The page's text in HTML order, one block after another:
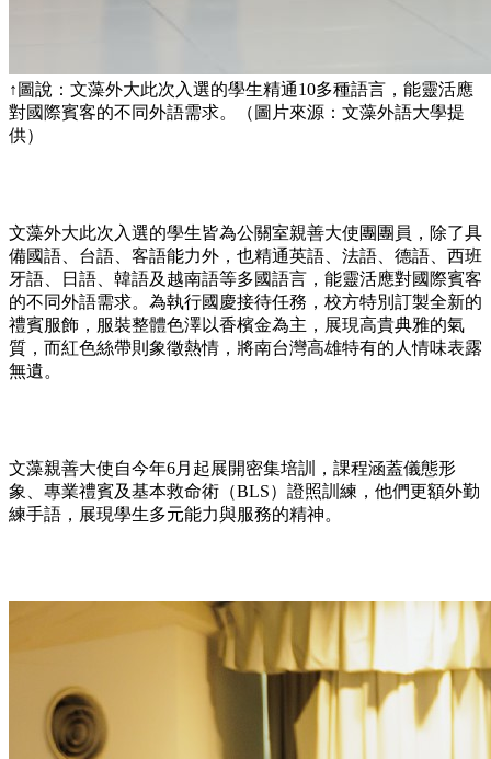
↑圖說：文藻外大此次入選的學生精通10多種語言，能靈活應
對國際賓客的不同外語需求。（圖片來源：文藻外語大學提
供）
文藻外大此次入選的學生皆為公關室親善大使團團員，除了具
備國語、台語、客語能力外，也精通英語、法語、德語、西班
牙語、日語、韓語及越南語等多國語言，能靈活應對國際賓客
的不同外語需求。為執行國慶接待任務，校方特別訂製全新的
禮賓服飾，服裝整體色澤以香檳金為主，展現高貴典雅的氣
質，而紅色絲帶則象徵熱情，將南台灣高雄特有的人情味表露
無遺。
文藻親善大使自今年6月起展開密集培訓，課程涵蓋儀態形
象、專業禮賓及基本救命術（BLS）證照訓練，他們更額外勤
練手語，展現學生多元能力與服務的精神。